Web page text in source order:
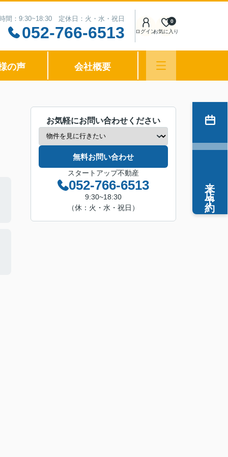
間：9:30~18:30 定休日：火・水・祝日
052-766-6513 ログインお気に入り
0
の声 会社概要
お気軽にお問い合わせください
無料お問い合わせ
スタートアップ不動産
052-766-6513
9:30~18:30
（休：火・水・祝日）
来店予約